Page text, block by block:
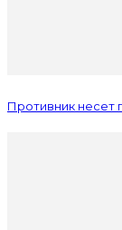
Противник несет